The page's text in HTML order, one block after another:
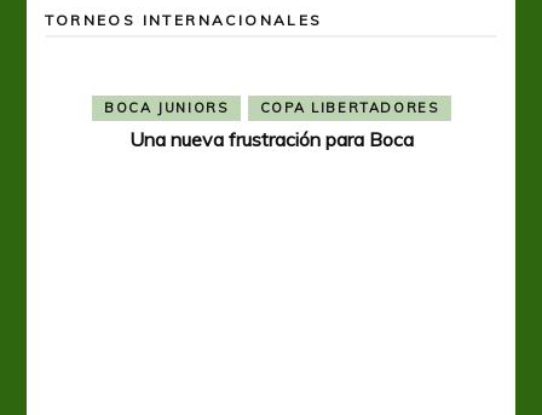
TORNEOS INTERNACIONALES
BOCA JUNIORS COPA LIBERTADORES
Una nueva frustración para Boca